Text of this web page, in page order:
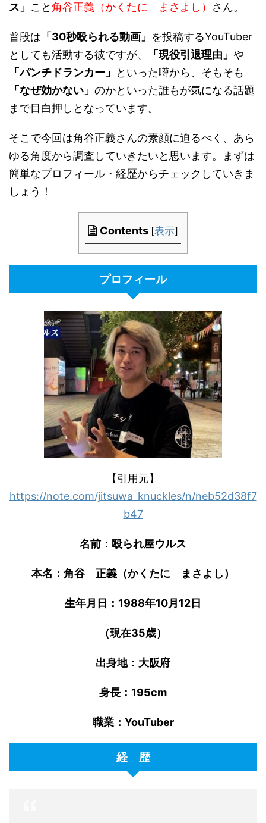
ス」 こと角谷正義（かくたに まさよし） さん。
普段は 「30秒殴られる動画」 を投稿するYouTuber
としても活動する彼ですが、
「現役引退理由」 や
「パンチドランカー」
といった噂から、そもそも
「なぜ効かない」 のかといった誰もが気になる話題
まで目白押しとなっています。
そこで今回は角谷正義さんの素顔に迫るべく、あら
ゆる角度から調査していきたいと思います。まずは
簡単なプロフィール・経歴からチェックしていきま
しょう！
Contents [表示]
プロフィール
【引用元】
https://note.com/jitsuwa_knuckles/n/neb52d38f7
b47
名前：殴られ屋ウルス
本名：角谷 正義（かくたに まさよし）
生年月日：1988年10月12日
（現在35歳）
出身地：大阪府
身長：195cm
職業：YouTuber
経 歴